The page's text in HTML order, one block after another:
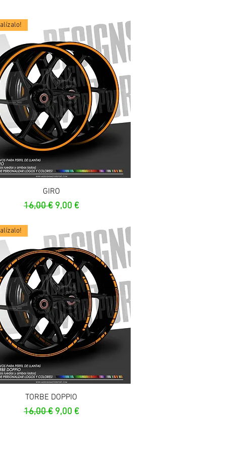
Vista rapida
GIRO
Prezzo regolare
16,00 € Prezzo scontato
9,00 €
Vista rapida
TORBE DOPPIO
Prezzo regolare
16,00 € Prezzo scontato
9,00 €